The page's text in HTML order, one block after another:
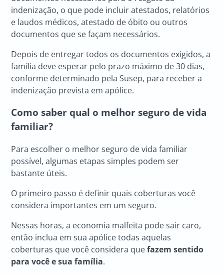
indenização, o que pode incluir atestados, relatórios
e laudos médicos, atestado de óbito ou outros
documentos que se façam necessários.
Depois de entregar todos os documentos exigidos, a
família deve esperar pelo prazo máximo de 30 dias,
conforme determinado pela Susep, para receber a
indenização prevista em apólice.
Como saber qual o melhorseguro de vida
familiar?
Para escolher o melhor seguro de vida familiar
possível, algumas etapas simples podem ser
bastante úteis.
O primeiro passo é definir quais coberturas você
considera importantes em um seguro.
Nessas horas, a economia malfeita pode sair caro,
então inclua em sua apólice todas aquelas
coberturas que você considera quefazem sentido
para você e sua família.